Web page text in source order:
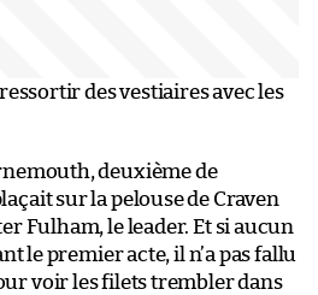
ressortir des vestiaires avec les
deuxième de
sur la pelouse de Craven
Fulham, le leader. Et si aucun
le premier acte, il n’a pas fallu
voir les filets trembler dans